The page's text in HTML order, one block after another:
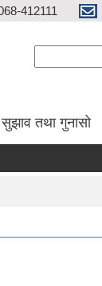
412111
सुझाव तथा गुनासो